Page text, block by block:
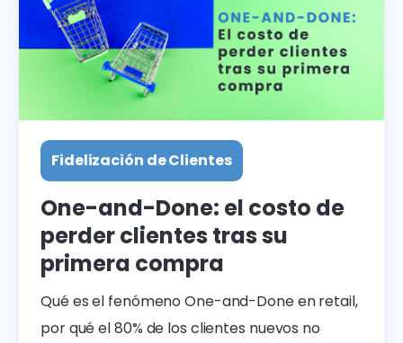
Fidelización de Clientes
One-and-Done: el costo de
perder clientes tras su
primera compra
Qué es el fenómeno One-and-Done en retail,
por qué el 80% de los clientes nuevos no